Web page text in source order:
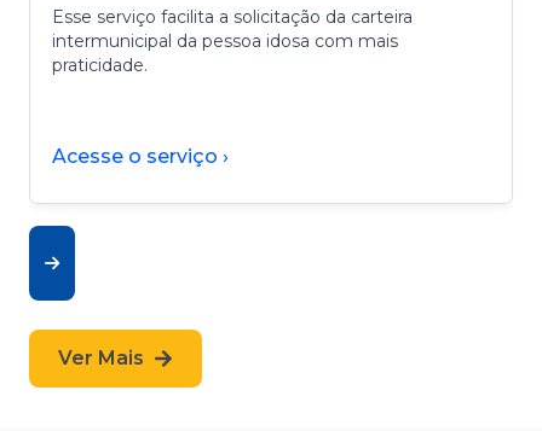
Esse serviço facilita a solicitação da carteira
intermunicipal da pessoa idosa com mais
praticidade.
Acesse o serviço ›
Ver Mais